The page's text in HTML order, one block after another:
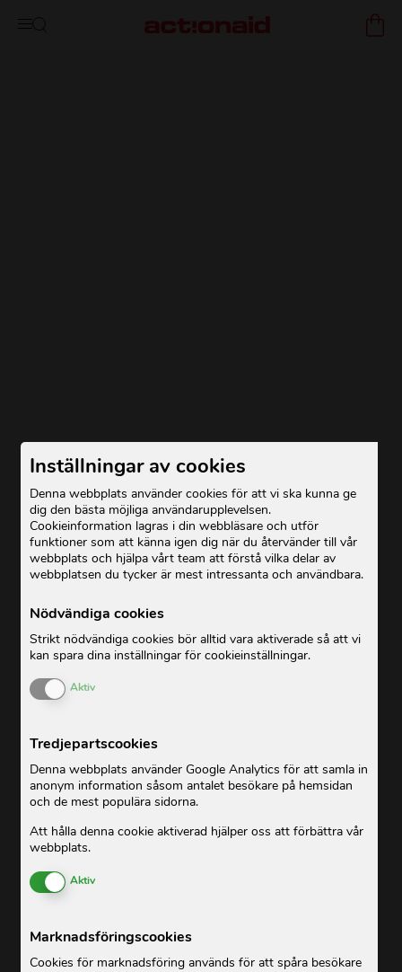
Inställningar av cookies
Denna webbplats använder cookies för att vi ska kunna ge
dig den bästa möjliga användarupplevelsen.
Cookieinformation lagras i din webbläsare och utför
funktioner som att känna igen dig när du återvänder till vår
webbplats och hjälpa vårt team att förstå vilka delar av
webbplatsen du tycker är mest intressanta och användbara.
Nödvändiga cookies
Strikt nödvändiga cookies bör alltid vara aktiverade så att vi
kan spara dina inställningar för cookieinställningar.
Enable or Disable Cookies
Aktiv
Tredjepartscookies
Denna webbplats använder Google Analytics för att samla in
anonym information såsom antalet besökare på hemsidan
och de mest populära sidorna.
Att hålla denna cookie aktiverad hjälper oss att förbättra vår
webbplats.
Enable or Disable Cookies
Aktiv
Marknadsföringscookies
Cookies för marknadsföring används för att spåra besökare